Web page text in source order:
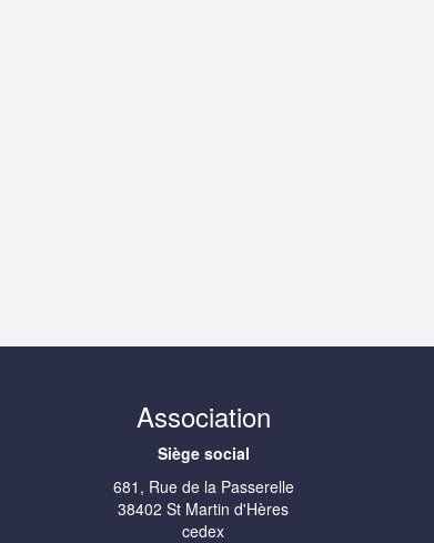
Association
Siège social
681, Rue de la Passerelle
38402 St Martin d'Hères
cedex